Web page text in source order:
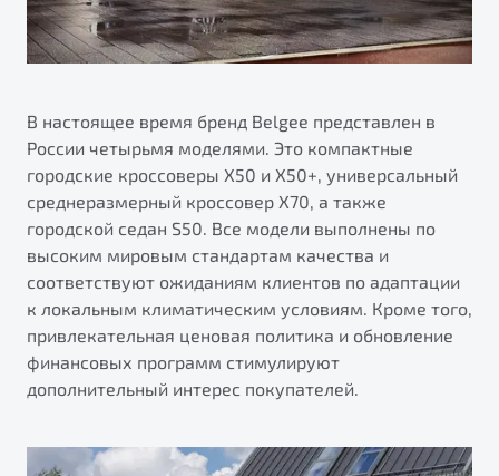
Преимущества программы
Запись на сервис
Калькулятор ТО
Клиентская поддержка
В настоящее время бренд Belgee представлен в
России четырьмя моделями. Это компактные
городские кроссоверы X50 и X50+, универсальный
среднеразмерный кроссовер X70, а также
городской седан S50. Все модели выполнены по
высоким мировым стандартам качества и
соответствуют ожиданиям клиентов по адаптации
к локальным климатическим условиям. Кроме того,
привлекательная ценовая политика и обновление
финансовых программ стимулируют
дополнительный интерес покупателей.